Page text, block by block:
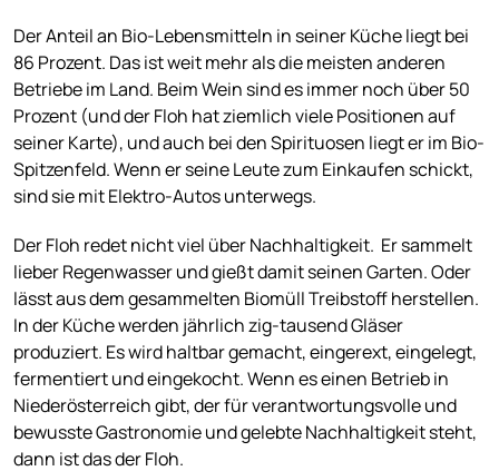
Der Anteil an Bio-Lebensmitteln in seiner Küche liegt bei
86 Prozent. Das ist weit mehr als die meisten anderen
Betriebe im Land. Beim Wein sind es immer noch über 50
Prozent (und der Floh hat ziemlich viele Positionen auf
seiner Karte), und auch bei den Spirituosen liegt er im Bio-
Spitzenfeld. Wenn er seine Leute zum Einkaufen schickt,
sind sie mit Elektro-Autos unterwegs.
Der Floh redet nicht viel über Nachhaltigkeit. Er sammelt
lieber Regenwasser und gießt damit seinen Garten. Oder
lässt aus dem gesammelten Biomüll Treibstoff herstellen.
In der Küche werden jährlich zig-tausend Gläser
produziert. Es wird haltbar gemacht, eingerext, eingelegt,
fermentiert und eingekocht. Wenn es einen Betrieb in
Niederösterreich gibt, der für verantwortungsvolle und
bewusste Gastronomie und gelebte Nachhaltigkeit steht,
dann ist das der Floh.